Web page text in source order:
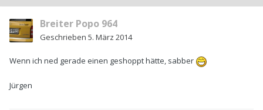
Breiter Popo 964
Geschrieben 5. März 2014
Wenn ich ned gerade einen geshoppt hätte, sabber
Jürgen